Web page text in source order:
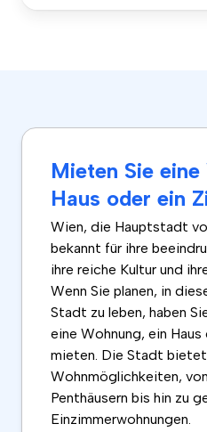
Mieten Sie
Haus oder ein
Wien, die Hauptstadt
bekannt für ihre
ihre reiche Kultur und
Wenn Sie planen, in
Stadt zu leben, haben
eine Wohnung, ein
mieten. Die Stadt bietet
Wohnmöglichkeiten,
Penthäusern bis hin zu
Einzimmerwohnungen.